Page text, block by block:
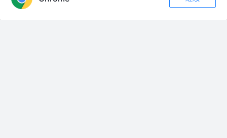
782
烂大街的 RPC 项目，如何和字节面试官聊出花儿来？